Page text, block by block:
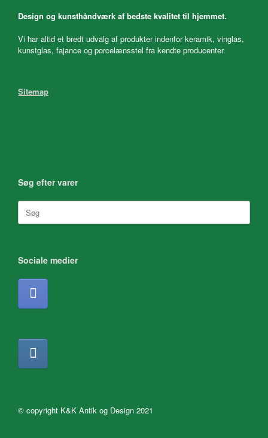
Design og kunsthåndværk af bedste kvalitet til hjemmet.
Vi har altid et bredt udvalg af produkter indenfor keramik, vinglas,
kunstglas, fajance og porcelænsstel fra kendte producenter.
Sitemap
Søg efter varer
efter:
Sociale medier
© copyright K&K Antik og Design 2021